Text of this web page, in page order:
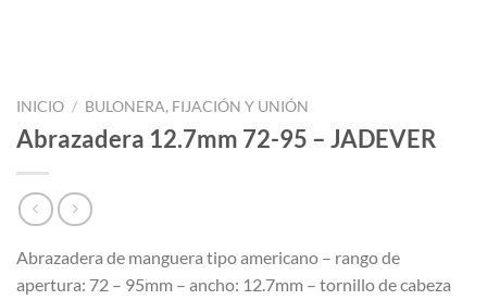
INICIO / BULONERA, FIJACIÓN Y UNIÓN
Abrazadera 12.7mm 72-95 – JADEVER
Abrazadera de manguera tipo americano – rango de
apertura: 72 – 95mm – ancho: 12.7mm – tornillo de cabeza